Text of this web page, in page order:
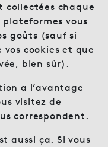
collectées chaque
vous
goûts (sauf si
cookies et que
bien sûr).
a l’avantage
visitez de
correspondent.
aussi ça. Si vous